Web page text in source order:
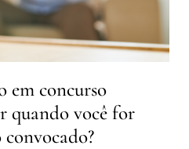
em concurso
quando você for